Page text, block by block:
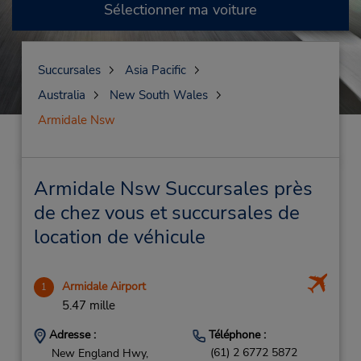
Sélectionner ma voiture
Succursales
Asia Pacific
Australia
New South Wales
Armidale Nsw
Armidale Nsw Succursales près
de chez vous et succursales de
location de véhicule
1 Armidale Airport
5.47 mille
Adresse :
New England Hwy,
Téléphone :
(61) 2 6772 5872